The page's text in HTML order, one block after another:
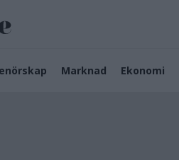
Marknad Ekonomi